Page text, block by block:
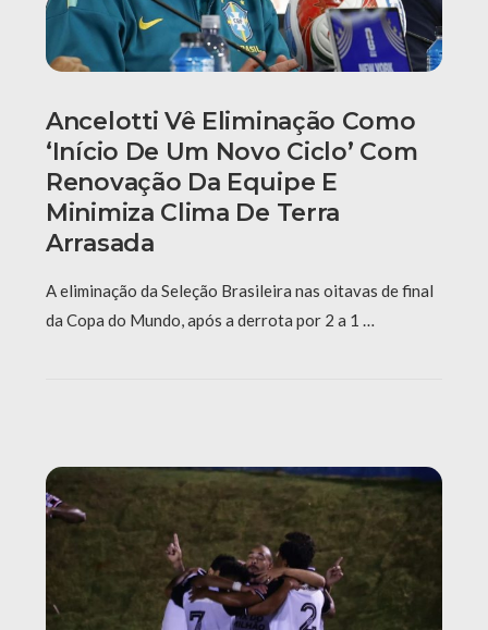
Ancelotti Vê Eliminação Como
‘início De Um Novo Ciclo’ Com
Renovação Da Equipe E
Minimiza Clima De Terra
Arrasada
A eliminação da Seleção Brasileira nas oitavas de final
da Copa do Mundo, após a derrota por 2 a 1 …